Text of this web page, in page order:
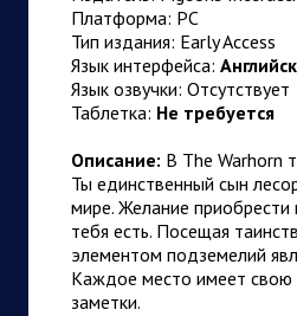
Платформа: PC
Тип издания: Early Access
Язык интерфейса:
Язык озвучки: Отсутствует
Таблетка: Не требуется
Описание: В The Warhorn
Ты единственный сын
мире. Желание приобрести
тебя есть. Посещая
элементом подземелий
Каждое место имеет свою
заметки.